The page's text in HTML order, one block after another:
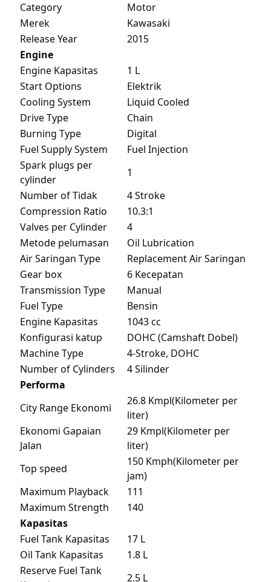
Category
Motor
Merek
Kawasaki
Release Year
2015
Engine
Engine Kapasitas
1 L
Start Options
Elektrik
Cooling System
Liquid Cooled
Drive Type
Chain
Burning Type
Digital
Fuel Supply System
Fuel Injection
Spark plugs per
cylinder
1
Number of Tidak
4 Stroke
Compression Ratio
10.3:1
Valves per Cylinder
4
Metode pelumasan
Oil Lubrication
Air Saringan Type
Replacement Air Saringan
Gear box
6 Kecepatan
Transmission Type
Manual
Fuel Type
Bensin
Engine Kapasitas
1043 cc
Konfigurasi katup
DOHC (Camshaft Dobel)
Machine Type
4-Stroke, DOHC
Number of Cylinders
4 Silinder
Performa
City Range Ekonomi
26.8 Kmpl(Kilometer per
liter)
Ekonomi Gapaian
Jalan
29 Kmpl(Kilometer per
liter)
Top speed
150 Kmph(Kilometer per
jam)
Maximum Playback
111
Maximum Strength
140
Kapasitas
Fuel Tank Kapasitas
17 L
Oil Tank Kapasitas
1.8 L
Reserve Fuel Tank
2.5 L